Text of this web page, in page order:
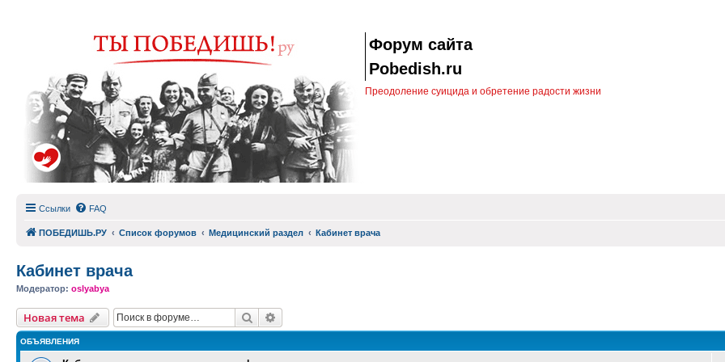
Форум сайта
Pobedish.ru
Преодоление суицида и обретение радости жизни
Ссылки FAQ
ПОБЕДИШЬ.РУ Список форумов Медицинский раздел Кабинет врача
Кабинет врача
Модератор: oslyabya
Новая тема Поиск
ОБЪЯВЛЕНИЯ